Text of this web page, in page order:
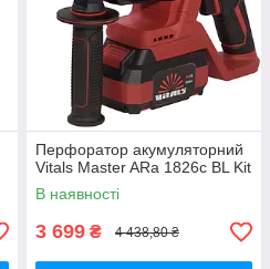
Перфоратор акумуляторний
Vitals Master ARa 1826c BL Kit
В наявності
3 699 ₴ 4 438,80 ₴